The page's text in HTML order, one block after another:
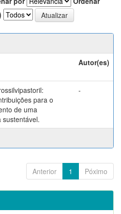
Autor(es)
para o
de uma
sustentável.
-
Anterior 1 Póximo